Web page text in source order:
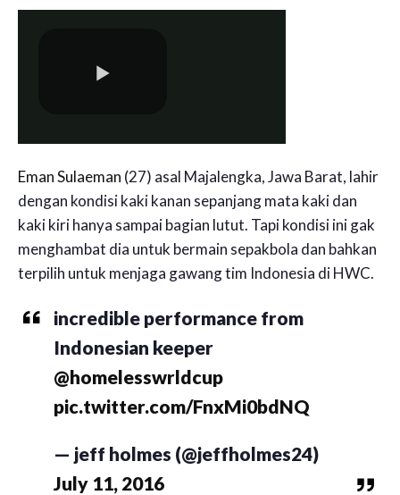
Eman Sulaeman (27) asal Majalengka, Jawa Barat, lahir
dengan kondisi kaki kanan sepanjang mata kaki dan
kaki kiri hanya sampai bagian lutut. Tapi kondisi ini gak
menghambat dia untuk bermain sepakbola dan bahkan
terpilih untuk menjaga gawang tim Indonesia di HWC.
incredible performance from
Indonesian keeper
@homelesswrldcup
pic.twitter.com/FnxMi0bdNQ
— jeff holmes (@jeffholmes24)
July 11, 2016